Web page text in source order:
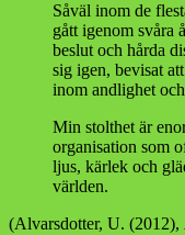
Såväl inom de
gått igenom svåra
beslut och hårda
sig igen, bevisat
inom andlighet
Min stolthet är
organisation som
ljus, kärlek och
världen.
(Alvarsdotter, U. (2012),